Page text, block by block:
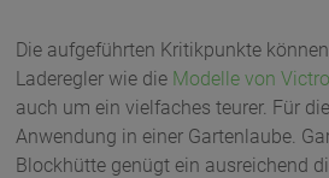
Die aufgeführten Kritikpunkte
Laderegler wie die Modelle von
auch um ein vielfaches teurer. Für
Anwendung in einer Gartenlaube.
Blockhütte genügt ein ausreichend